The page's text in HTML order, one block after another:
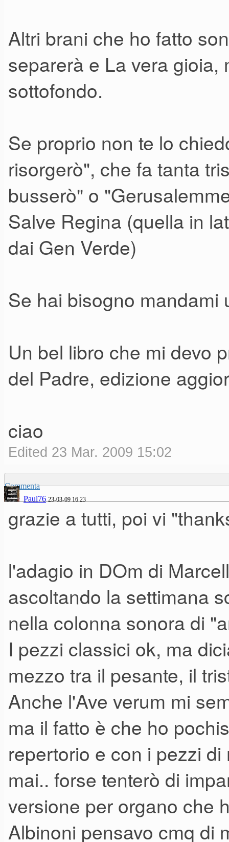
Altri brani che ho fatto
separerà e La vera
sottofondo.
Se proprio non te lo
risorgerò", che fa tanta
busserò" o
Salve Regina (quella in
dai Gen Verde)
Se hai bisogno mandami
Un bel libro che mi devo
del Padre, edizione
ciao
Edited 23 Mar. 2009 15:02
Commenta
Paul76 23-03-09 16.23
grazie a tutti, poi vi
l'adagio in DOm di
ascoltando la settimana
nella colonna sonora di
I pezzi classici ok, ma
mezzo tra il pesante, il
Anche l'Ave verum mi
ma il fatto è che ho
repertorio e con i pezzi
mai.. forse tenterò di
versione per organo che
Albinoni pensavo cmq di